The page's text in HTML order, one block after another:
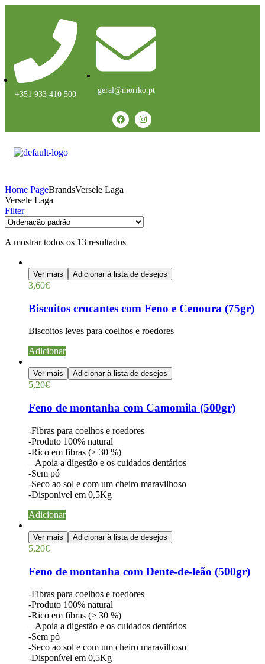
+351 933 410 500 geral@moriko.pt
Home PageBrandsVersele Laga
Versele Laga
Filter
A mostrar todos os 13 resultados
Ver mais Adicionar à lista de desejos
3,60€
Biscoitos crocantes com Feno e Cenoura (75gr)
Biscoitos leves para coelhos e roedores
Adicionar
Ver mais Adicionar à lista de desejos
5,20€
Feno de montanha com Camomila (500gr)
-Fibras para coelhos e roedores
-Produto 100% natural
-Rico em fibras (> 30 %)
– Apoia a digestão e os cuidados dentários
-Sem pó
-Seco ao sol e com um cheiro maravilhoso
-Disponível em 0,5Kg
Adicionar
Ver mais Adicionar à lista de desejos
5,20€
Feno de montanha com Dente-de-leão (500gr)
-Fibras para coelhos e roedores
-Produto 100% natural
-Rico em fibras (> 30 %)
– Apoia a digestão e os cuidados dentários
-Sem pó
-Seco ao sol e com um cheiro maravilhoso
-Disponível em 0,5Kg